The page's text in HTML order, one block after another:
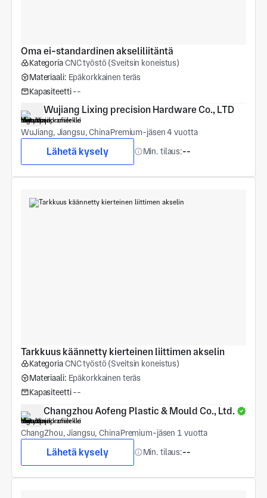
Oma ei-standardinen akseliliitäntä
KategoriaCNC työstö (Sveitsin koneistus)
Materiaali: Epäkorkkainen teräs
Kapasiteetti --
Wujiang Lixing precision Hardware Co., LTD
WuJiang, Jiangsu, ChinaPremium-jäsen 4 vuotta
Lähetä kysely Min. tilaus:--
Tarkkuus käännetty kierteinen liittimen akselin
KategoriaCNC työstö (Sveitsin koneistus)
Materiaali: Epäkorkkainen teräs
Kapasiteetti --
Changzhou Aofeng Plastic & Mould Co., Ltd.
ChangZhou, Jiangsu, ChinaPremium-jäsen 1 vuotta
Lähetä kysely Min. tilaus:--